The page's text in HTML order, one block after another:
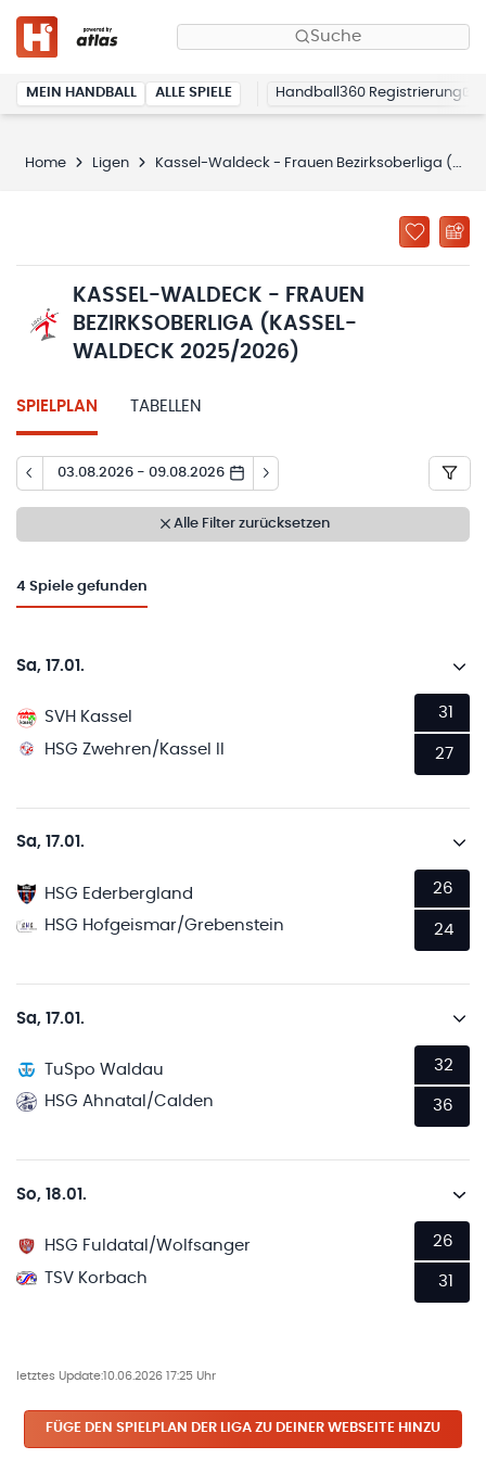
Suche
MEIN HANDBALL ALLE SPIELE Handball360 Registrierung
Home Ligen Kassel-Waldeck - Frauen Bezirksoberliga (Kassel-Waldeck 2025/2026)
KASSEL-WALDECK - FRAUEN
BEZIRKSOBERLIGA (KASSEL-
WALDECK 2025/2026)
SPIELPLAN TABELLEN
03.08.2026 - 09.08.2026
Alle Filter zurücksetzen
4 Spiele gefunden
Sa, 17.01.
SVH Kassel
HSG Zwehren/Kassel II
31
27
Sa, 17.01.
HSG Ederbergland
HSG Hofgeismar/Grebenstein
26
24
Sa, 17.01.
TuSpo Waldau
HSG Ahnatal/Calden
32
36
So, 18.01.
HSG Fuldatal/Wolfsanger
TSV Korbach
26
31
letztes Update:10.06.2026 17:25 Uhr
FÜGE DEN SPIELPLAN DER LIGA ZU DEINER WEBSEITE HINZU